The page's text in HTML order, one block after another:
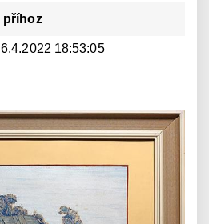
příhoz
6.4.2022 18:53:05